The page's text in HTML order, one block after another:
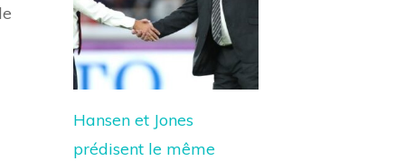
Hansen et Jones
prédisent le même